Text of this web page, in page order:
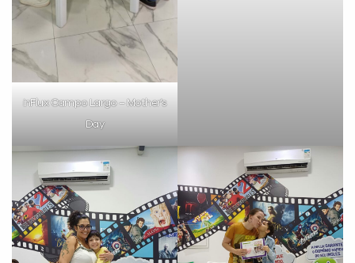
inFlux Campo Largo – Mother’s
Day
VOLTAR